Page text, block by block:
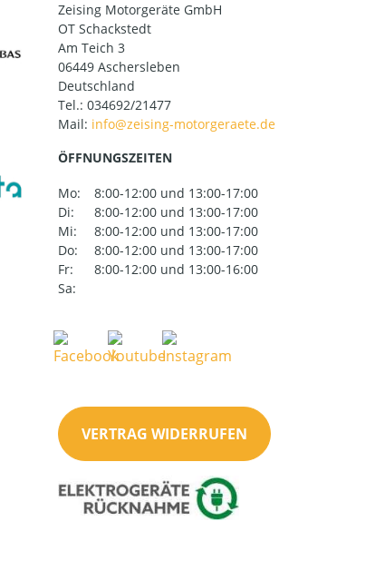
Zeising Motorgeräte GmbH
OT Schackstedt
Am Teich 3
06449 Aschersleben
Deutschland
Tel.: 034692/21477
Mail:
ÖFFNUNGSZEITEN
Mo:
8:00-12:00 und 13:00-17:00
Di:
8:00-12:00 und 13:00-17:00
Mi:
8:00-12:00 und 13:00-17:00
Do:
8:00-12:00 und 13:00-17:00
Fr:
8:00-12:00 und 13:00-16:00
Sa:
VERTRAG WIDERRUFEN